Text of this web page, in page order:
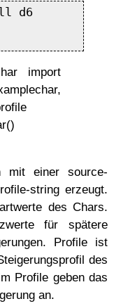
d6
import
mit einer source-
string erzeugt.
des Chars.
für spätere
Profile ist
des
Profile geben das
an.